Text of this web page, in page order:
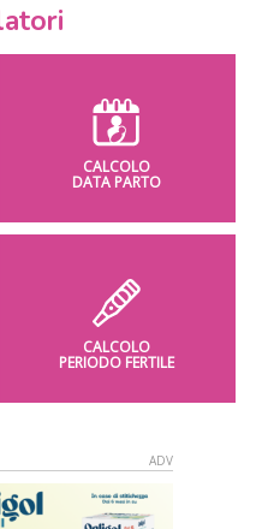
CALCOLO
DATA PARTO
CALCOLO
PERIODO FERTILE